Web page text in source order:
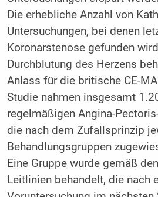
Die erhebliche Anzahl von
Untersuchungen, bei denen
Koronarstenose gefunden
Durchblutung des Herzens
Anlass für die britische CE-
Studie nahmen insgesamt
regelmäßigen Angina-
die nach dem Zufallsprinzip
Behandlungsgruppen
Eine Gruppe wurde gemäß
Leitlinien behandelt, die nach